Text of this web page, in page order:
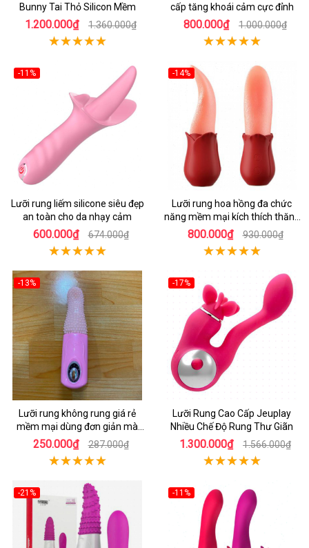
Bunny Tai Thỏ Silicon Mềm
1.200.000₫ 1.360.000₫
cấp tăng khoái cảm cực đỉnh
800.000₫ 1.000.000₫
-11%
Lưỡi rung liếm silicone siêu đẹp
an toàn cho da nhạy cảm
600.000₫ 674.000₫
-14%
Lưỡi rung hoa hồng đa chức
năng mềm mại kích thích thăng
hoa nhanh
800.000₫ 930.000₫
-13%
Lưỡi rung không rung giá rẻ
mềm mại dùng đơn giản mà
hiệu quả
250.000₫ 287.000₫
-17%
Lưỡi Rung Cao Cấp Jeuplay
Nhiều Chế Độ Rung Thư Giãn
1.300.000₫ 1.566.000₫
-21% -11%